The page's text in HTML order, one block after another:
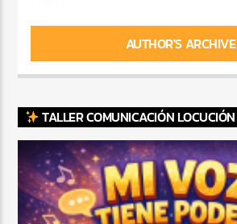
AUTHOR'S ARCHIVE
TALLER COMUNICACIÓN LOCUCIÓN